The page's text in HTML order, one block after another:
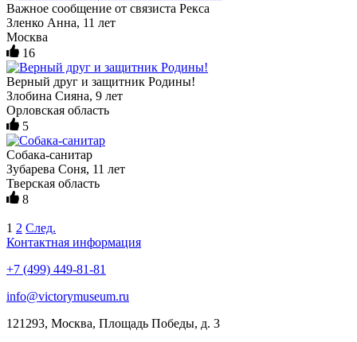
Важное сообщение от связиста Рекса
Зленко Анна, 11 лет
Москва
16
Верный друг и защитник Родины!
Злобина Сияна, 9 лет
Орловская область
5
Собака-санитар
Зубарева Соня, 11 лет
Тверская область
8
1 2 След.
Контактная информация
+7 (499) 449-81-81
info@victorymuseum.ru
121293, Москва, Площадь Победы, д. 3